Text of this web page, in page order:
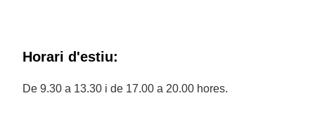
Horari d'estiu:
De 9.30 a 13.30 i de 17.00 a 20.00 hores.